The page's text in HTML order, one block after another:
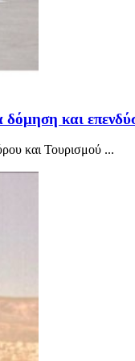
και
και Τουρισμού ...